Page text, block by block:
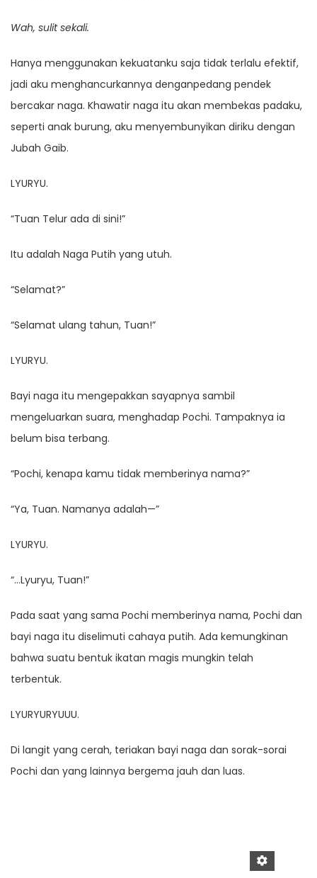
Wah, sulit sekali.
Hanya menggunakan kekuatanku saja tidak terlalu efektif,
jadi aku menghancurkannya denganpedang pendek
bercakar naga. Khawatir naga itu akan membekas padaku,
seperti anak burung, aku menyembunyikan diriku dengan
Jubah Gaib.
LYURYU.
“Tuan Telur ada di sini!”
Itu adalah Naga Putih yang utuh.
“Selamat?”
“Selamat ulang tahun, Tuan!”
LYURYU.
Bayi naga itu mengepakkan sayapnya sambil
mengeluarkan suara, menghadap Pochi. Tampaknya ia
belum bisa terbang.
“Pochi, kenapa kamu tidak memberinya nama?”
“Ya, Tuan. Namanya adalah—”
LYURYU.
“…Lyuryu, Tuan!”
Pada saat yang sama Pochi memberinya nama, Pochi dan
bayi naga itu diselimuti cahaya putih. Ada kemungkinan
bahwa suatu bentuk ikatan magis mungkin telah
terbentuk.
LYURYURYUUU.
Di langit yang cerah, teriakan bayi naga dan sorak-sorai
Pochi dan yang lainnya bergema jauh dan luas.